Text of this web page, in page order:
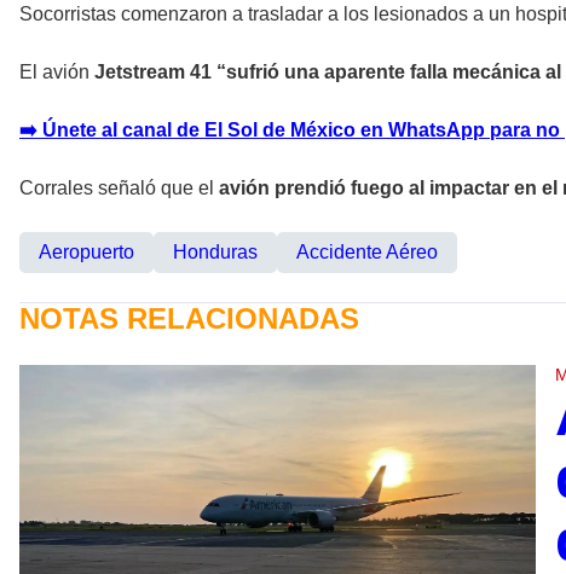
Socorristas comenzaron a trasladar a los lesionados a un
El avión Jetstream 41 “sufrió una aparente falla mecánica
➡️ Únete al canal de El Sol de México en WhatsApp para
Corrales señaló que el avión prendió fuego al impactar en el
Aeropuerto Honduras Accidente Aéreo
NOTAS RELACIONADAS